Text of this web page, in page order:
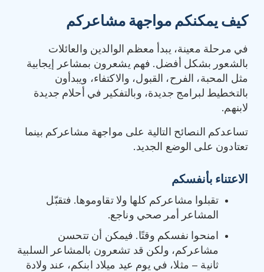
كيف يمكنكم مواجهة مشاعركم
في مرحلة معينة، يبدأ معظم الوالدين والعائلات
بالشعور بشكل أفضل. فهم يشعرون بمشاعر إيجابية
مثل المحبة، الفرح، القبول، والاكتفاء، ويبدأون
بالتخطيط لبرامج جديدة، وبالتفكير في أحلام جديدة
لابنهم.
تساعدكم النصائح التالية على مواجهة مشاعركم بينما
تعتادون على الوضع الجديد.
الاعتناء بأنفسكم
تقبلوا مشاعركم كلها ولا تقاوموها. فتقبّل
المشاعر أمر صحي وناجع.
امنحوا نفسكم وقتًا. فيمكن أن تتحسن
مشاعركم، ولكن قد تشعرون بالمشاعر السلبية
ثانية – مثلا، في يوم عيد ميلاد ابنكم، عند ولادة